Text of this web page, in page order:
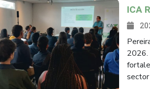
2026.
sector